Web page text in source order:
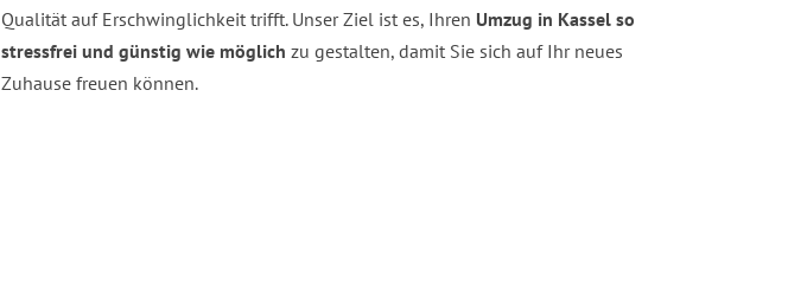
Qualität auf Erschwinglichkeit trifft. Unser Ziel ist es, Ihren Umzug in Kassel so
stressfrei und günstig wie möglich zu gestalten, damit Sie sich auf Ihr neues
Zuhause freuen können.